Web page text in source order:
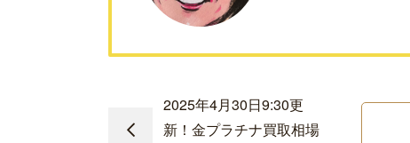
2025年4月30日9:30更
新！金プラチナ買取相場